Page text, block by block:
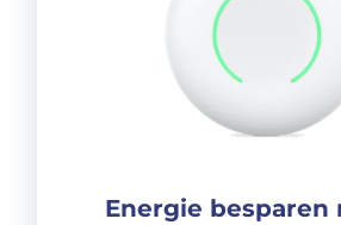
Energie besparen